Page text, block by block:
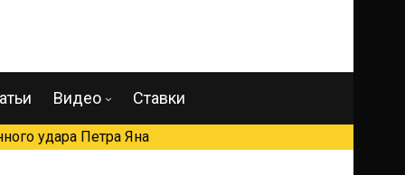
Видео Ставки
удара Петра Яна